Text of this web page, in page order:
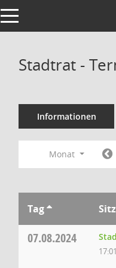
Toggle navigation
Stadtrat -
Informationen
Monat
Tag
07.08.2024